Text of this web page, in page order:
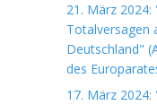
21. März
Totalversagen
Deutschland"
des
17. März